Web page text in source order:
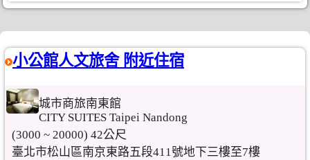
小公館人文旅舍 附近住宿
城市商旅南東館
CITY SUITES Taipei Nandong
(3000 ~ 20000) 42公尺
臺北市松山區南京東路五段411號地下三樓至7樓